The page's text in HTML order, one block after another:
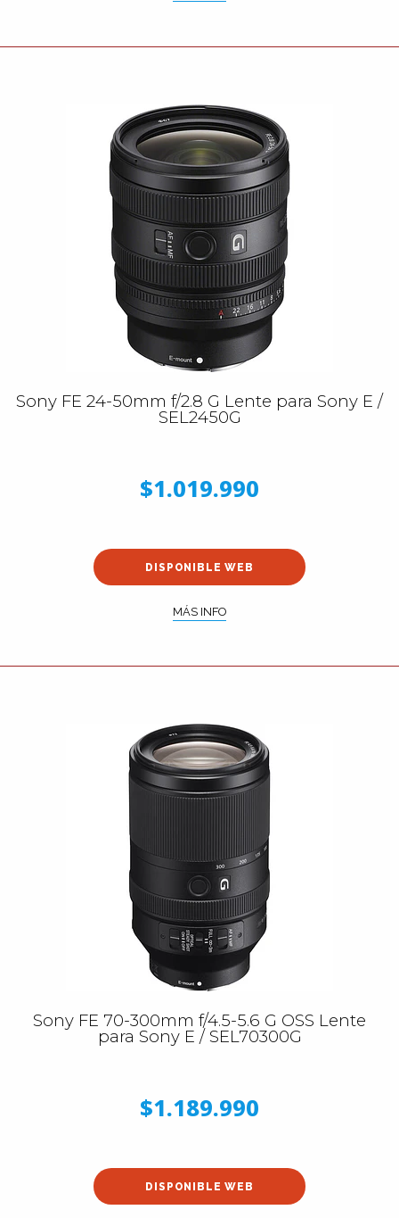
Sony FE 24-50mm f/2.8 G Lente para Sony E /
SEL2450G
$1.019.990
DISPONIBLE WEB
MÁS INFO
Sony FE 70-300mm f/4.5-5.6 G OSS Lente
para Sony E / SEL70300G
$1.189.990
DISPONIBLE WEB